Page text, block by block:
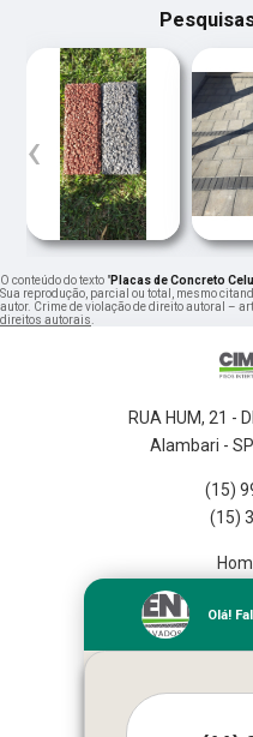
‹
O conteúdo do texto "Placas de Concreto
Sua reprodução, parcial ou total, mesmo
autor. Crime de violação de direito autoral –
direitos autorais.
RUA HUM, 21 -
Alambari -
(15)
(15)
Olá!